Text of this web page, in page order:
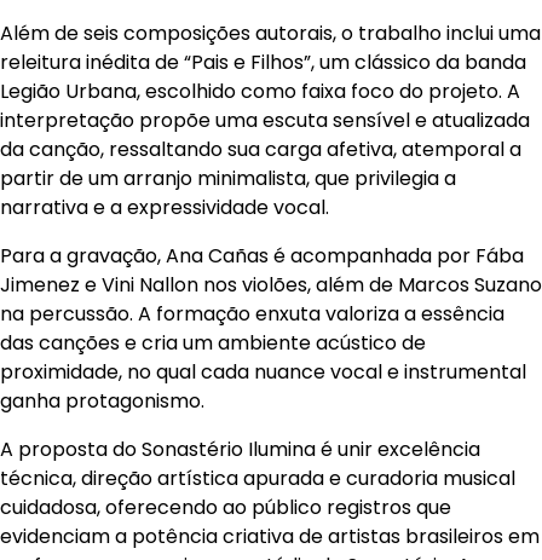
Além de seis composições autorais, o trabalho inclui uma
releitura inédita de “Pais e Filhos”, um clássico da banda
Legião Urbana, escolhido como faixa foco do projeto. A
interpretação propõe uma escuta sensível e atualizada
da canção, ressaltando sua carga afetiva, atemporal a
partir de um arranjo minimalista, que privilegia a
narrativa e a expressividade vocal.
Para a gravação, Ana Cañas é acompanhada por Fába
Jimenez e Vini Nallon nos violões, além de Marcos Suzano
na percussão. A formação enxuta valoriza a essência
das canções e cria um ambiente acústico de
proximidade, no qual cada nuance vocal e instrumental
ganha protagonismo.
A proposta do Sonastério Ilumina é unir excelência
técnica, direção artística apurada e curadoria musical
cuidadosa, oferecendo ao público registros que
evidenciam a potência criativa de artistas brasileiros em